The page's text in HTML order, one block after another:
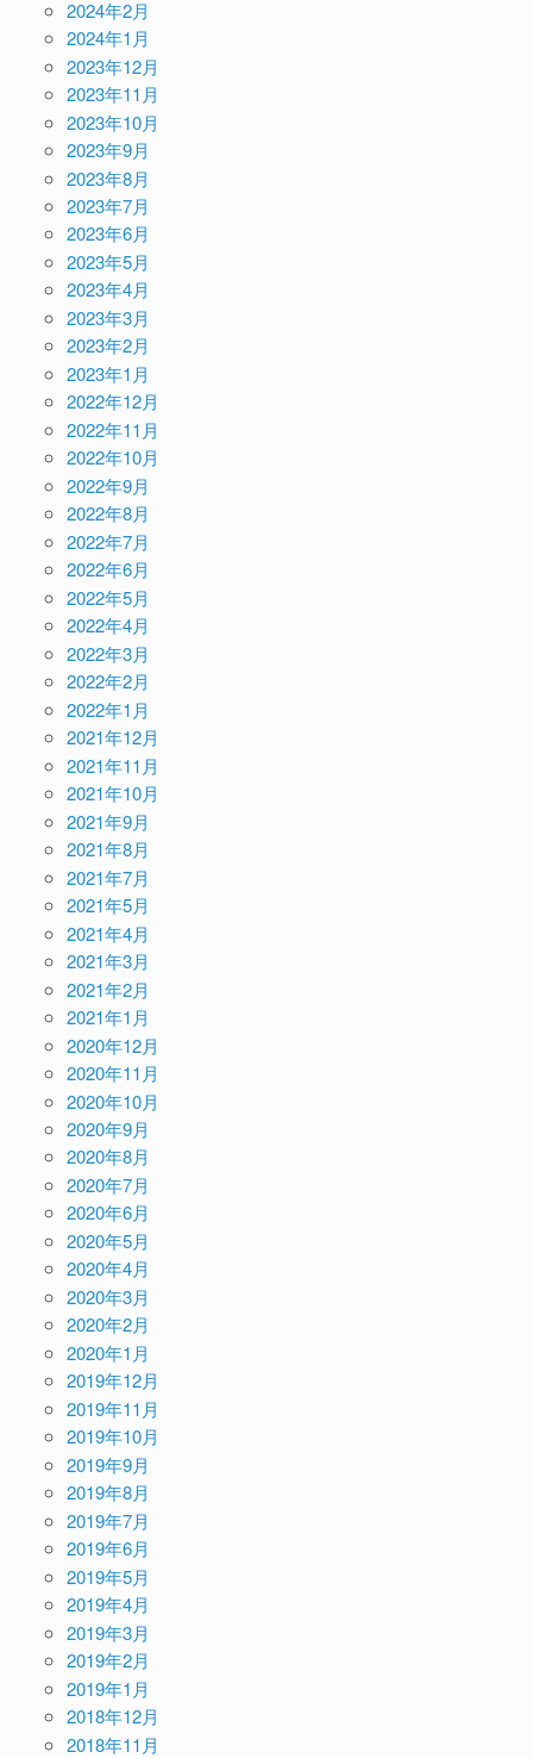
2024年2月
2024年1月
2023年12月
2023年11月
2023年10月
2023年9月
2023年8月
2023年7月
2023年6月
2023年5月
2023年4月
2023年3月
2023年2月
2023年1月
2022年12月
2022年11月
2022年10月
2022年9月
2022年8月
2022年7月
2022年6月
2022年5月
2022年4月
2022年3月
2022年2月
2022年1月
2021年12月
2021年11月
2021年10月
2021年9月
2021年8月
2021年7月
2021年5月
2021年4月
2021年3月
2021年2月
2021年1月
2020年12月
2020年11月
2020年10月
2020年9月
2020年8月
2020年7月
2020年6月
2020年5月
2020年4月
2020年3月
2020年2月
2020年1月
2019年12月
2019年11月
2019年10月
2019年9月
2019年8月
2019年7月
2019年6月
2019年5月
2019年4月
2019年3月
2019年2月
2019年1月
2018年12月
2018年11月